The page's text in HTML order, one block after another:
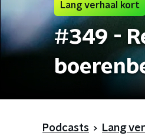
Lang verhaal kort
#349 -
Podcasts Lang